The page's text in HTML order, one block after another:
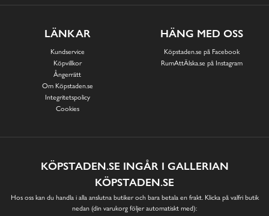
LÄNKAR
Kundservice
Köpvillkor
Ångerrätt
Om Köpstaden.se
Integritetspolicy
Cookies
HÄNG MED OSS
Köpstaden.se på Facebook
RumAttÄlska.se på Instagram
KÖPSTADEN.SE INGÅR I GALLERIAN
KÖPSTADEN.SE
Hos oss kan du handla i alla anslutna butiker och bara betala en frakt. Klicka på valfri butik
nedan (din varukorg följer automatiskt med):